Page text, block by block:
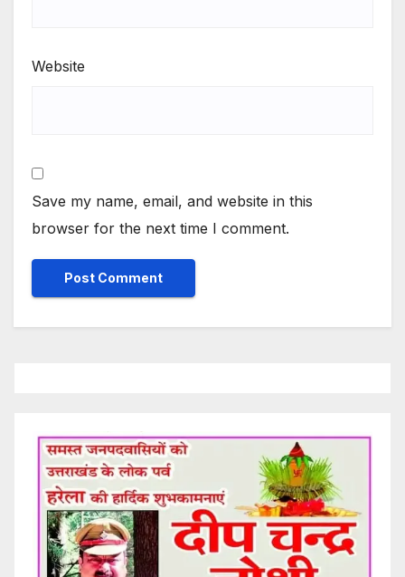
Website
Save my name, email, and website in this
browser for the next time I comment.